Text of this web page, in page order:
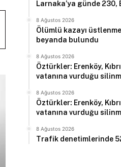
Larnaka’ya günde 230,
8 Ağustos 2026
Ölümlü kazayı
beyanda bulundu
8 Ağustos 2026
Öztürkler: Erenköy,
vatanına vurduğu
8 Ağustos 2026
Öztürkler: Erenköy,
vatanına vurduğu
8 Ağustos 2026
Trafik denetimlerinde